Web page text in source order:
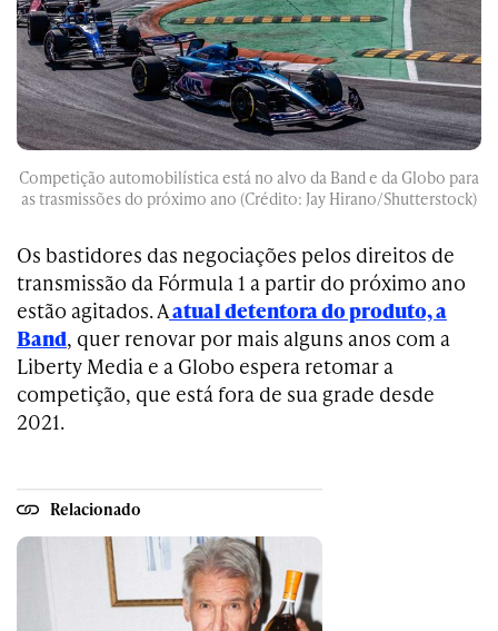
Competição automobilística está no alvo da Band e da Globo para
as trasmissões do próximo ano (Crédito: Jay Hirano/Shutterstock)
Os bastidores das negociações pelos direitos de
transmissão da Fórmula 1 a partir do próximo ano
estão agitados. Aatual detentora do produto, a
Band, quer renovar por mais alguns anos com a
Liberty Media e a Globo espera retomar a
competição, que está fora de sua grade desde
2021.
Relacionado